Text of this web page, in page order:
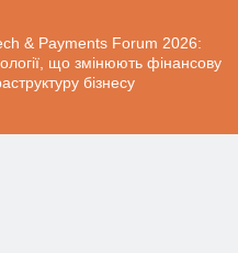
& Payments Forum 2026:
що змінюють фінансову
бізнесу